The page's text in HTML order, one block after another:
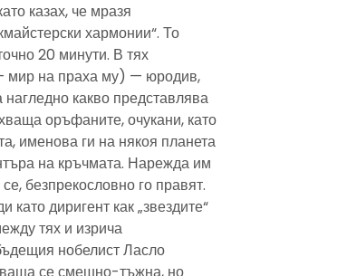
казах, че мразя
хармонии“. То
20 минути. В тях
мир на праха му) — юродив,
какво представлява
оръфаните, очукани, като
именова ги на някоя планета
на кръчмата. Нарежда им
безпрекословно го правят.
диригент как „звездите“
тях и изрича
нобелист Ласло